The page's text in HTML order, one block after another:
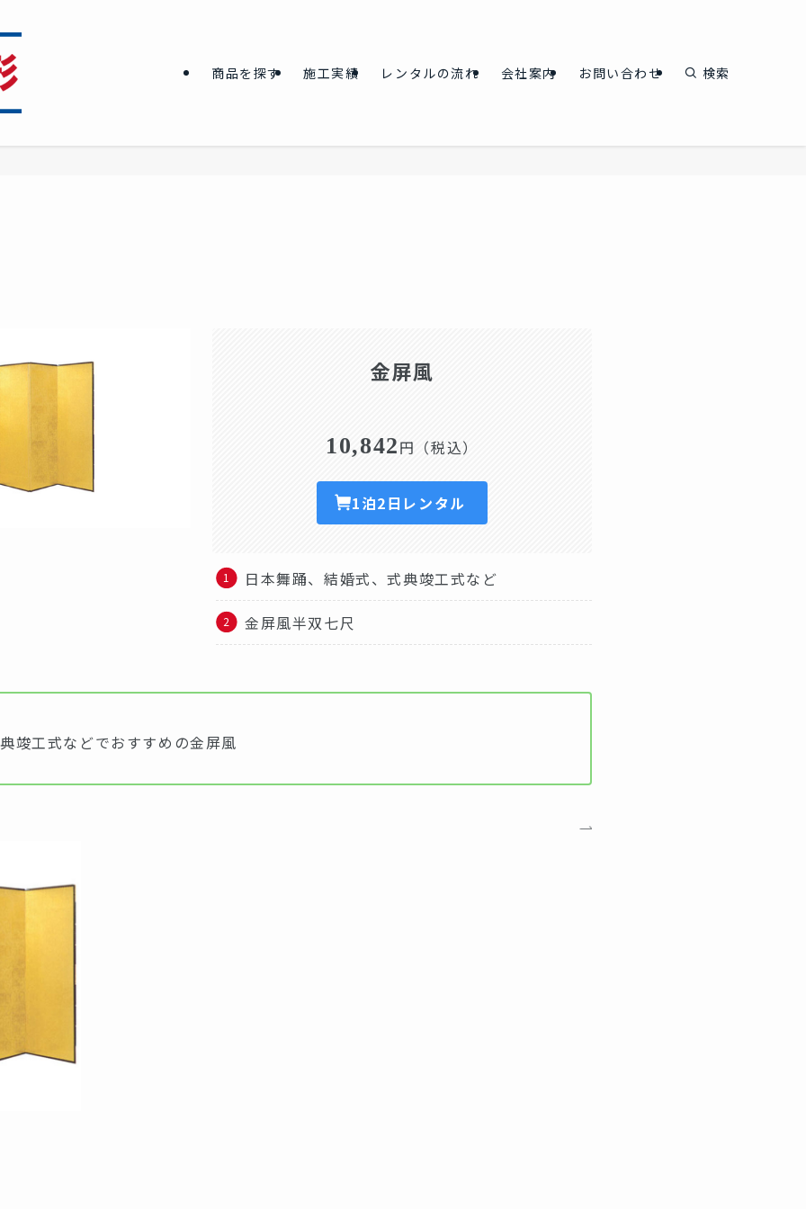
商品を探す 施工実績 レンタルの流れ 会社案内 お問い合わせ 検索
金屏風
10,842円（税込）
1泊2日レンタル
日本舞踊、結婚式、式典竣工式など
金屏風半双七尺
竣工式などでおすすめの金屏風